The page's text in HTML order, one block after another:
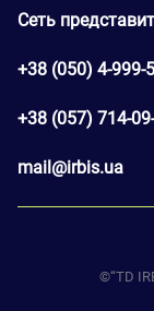
Сеть
+38 (050) 4-999-
+38 (057) 714-
mail@irbis.ua
©“TD